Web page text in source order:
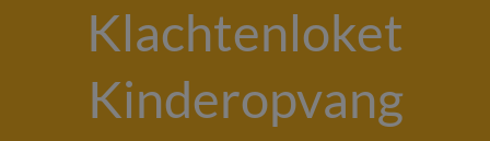
Klachtenloket
Kinderopvang